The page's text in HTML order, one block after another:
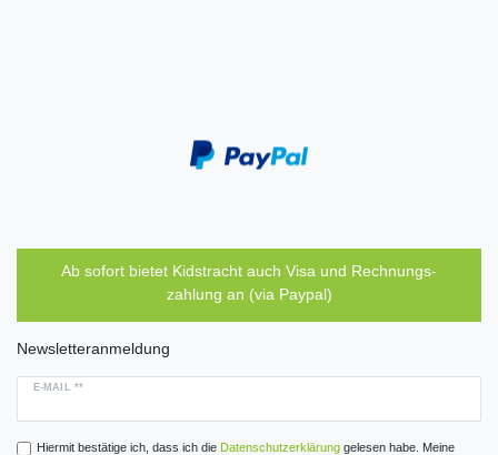
Ab sofort bietet Kidstracht auch Visa und Rechnungs-
zahlung an (via Paypal)
Newsletteranmeldung
E-MAIL **
Hiermit bestätige ich, dass ich die Daten­schutz­erklärunggelesen habe. Meine